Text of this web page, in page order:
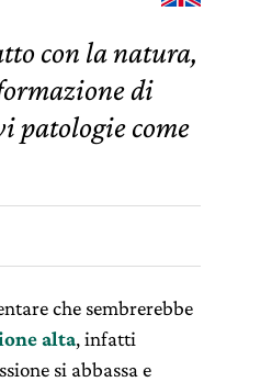
con la natura,
di
patologie come
che sembrerebbe
alta, infatti
si abbassa e